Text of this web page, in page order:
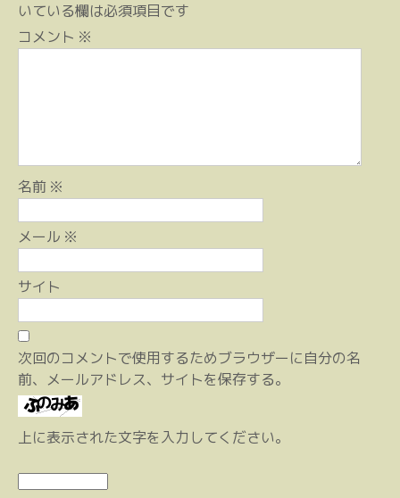
ー
シ
いている欄は必須項目です
コメント ※
名前 ※
メール ※
サイト
次回のコメントで使用するためブラウザーに自分の名
前、メールアドレス、サイトを保存する。
上に表示された文字を入力してください。